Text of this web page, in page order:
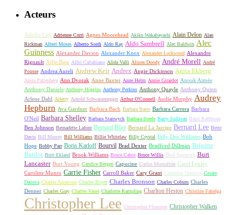
Acteurs
Adolfo Celi Adrienne Corri Agnes Moorehead Akiko Wakabayashi Alain Delon Alan
Rickman Albert Moses Alberto Sordi Aldo Ray Aldo Sambrell Alec Baldwin Alec
Guinness Alexander Davion Alexander Knox Alexander Lockwood Alexandre
Rignault Alfie Bass Alfio Caltabiano Alida Valli Alison Doody André Morell André
Pousse Andrea Aureli Andrew Keir Andrex Angie Dickinson Anita Ekberg
Anita Pallenberg Ann Dvorak Anne Baxter Anne Helm Annie Girardot Anouk Aimée
Anthony Daniels Anthony Higgins Anthony Perkins Anthony Quayle Anthony Quinn
Arlene Dahl Arletty Arnold Schwarzenegger Arthur O'Connell Audie Murphy Audrey
Hepburn Ava Gardner Barbara Bach Barbara Bates Barbara Carrera Barbara
O'Neil Barbara Shelley Barbara Stanwyck Barbara Steele Barry Sullivan Basil Rathbone
Ben Johnson Bernadette Lafont Bernard Blier Bernard La Jarrige Bernard Lee Bette
Davis Bill Murray Bill Williams Billie Whitelaw Billy Crystal Billy Dee Williams Bob
Hope Bobby Parr Boris Karloff Bourvil Brad Dexter Bradford Dillman Brigitte
Bardot Britt Ekland Brook Williams Bruce Cabot Bruce Willis Bud Spencer Burt
Lancaster Burt Young Candice Bergen Capucine Carlos Montalbán Carol Lynley
Caroline Munro Carrie Fisher Carroll Baker Cary Grant Catherine Deneuve Cesare
Danova Charles Aznavour Charles Boyer Charles Bronson Charles Coburn Charles
Denner Charles Gray Charles Vanel Charlotte Rampling Charlton Heston Christine Fabréga
Christopher Lee Christopher Plummer Christopher Walken